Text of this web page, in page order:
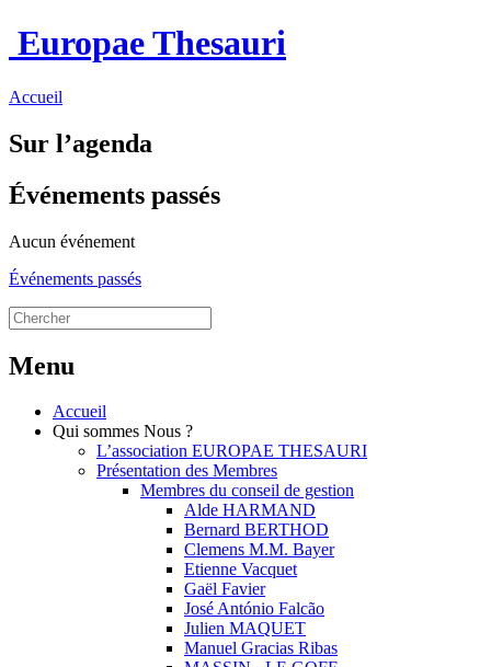
Europae Thesauri
Accueil
Sur l’agenda
Événements passés
Aucun événement
Événements passés
Menu
Accueil
Qui sommes Nous ?
L’association EUROPAE THESAURI
Présentation des Membres
Membres du conseil de gestion
Alde HARMAND
Bernard BERTHOD
Clemens M.M. Bayer
Etienne Vacquet
Gaël Favier
José António Falcão
Julien MAQUET
Manuel Gracias Ribas